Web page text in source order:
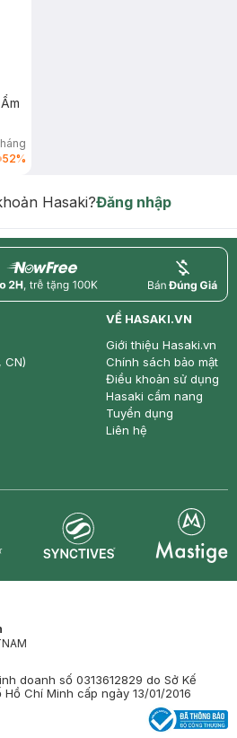
52%
Hasaki?Đăng nhập
price
CN)
VỀ HASAKI.VN
Giới thiệu Hasaki.vn
Chính sách bảo mật
Điều khoản sử dụng
Hasaki cẩm nang
Tuyển dụng
Liên hệ
doanh số 0313612829 do Sở Kế
Chí Minh cấp ngày 13/01/2016